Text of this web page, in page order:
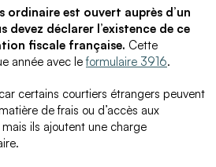
est ouvert auprès d’un
devez déclarer l’existence de ce
fiscale française. Cette
année avec leformulaire 3916.
certains courtiers étrangers peuvent
de frais ou d’accès aux
ils ajoutent une charge